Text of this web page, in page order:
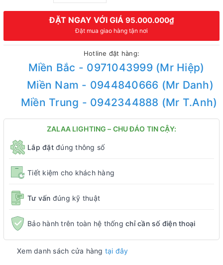
ĐẶT NGAY VỚI GIÁ 95.000.000₫
Đặt mua giao hàng tận nơi
Hotline đặt hàng:
Miền Bắc - 0971043999 (Mr Hiệp)
Miền Nam - 0944840666 (Mr Danh)
Miền Trung - 0942344888 (Mr T.Anh)
ZALAA LIGHTING – CHU ĐÁO TIN CẬY:
Lắp đặtđúng thông số
Tiết kiệm cho khách hàng
Tư vấn đúng kỹ thuật
Bảo hành trên toàn hệ thống chỉ cần số điện thoại
Xem danh sách cửa hàng tại đây